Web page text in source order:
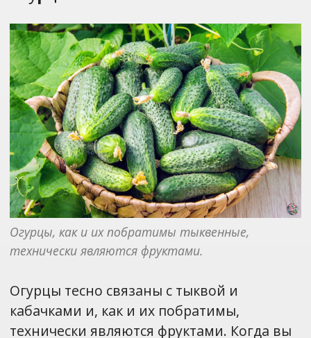
Огурцы, как и их побратимы тыквенные,
технически являются фруктами.
Огурцы тесно связаны с тыквой и
кабачками и, как и их побратимы,
технически являются фруктами. Когда вы